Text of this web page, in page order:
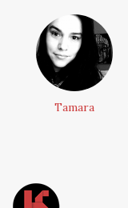
Tamara